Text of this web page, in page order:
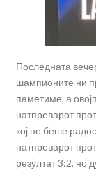
Последната
шампионите ни
паметиме, а
натпреварот
кој не беше
натпреварот
резултат 3:2, но